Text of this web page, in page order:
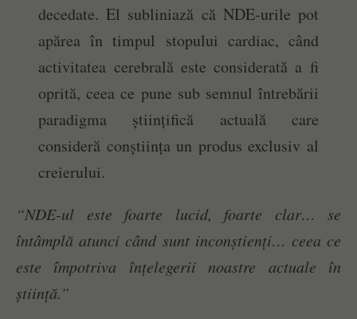
decedate. El subliniază că NDE-urile pot
apărea în timpul stopului cardiac, când
activitatea cerebrală este considerată a fi
oprită, ceea ce pune sub semnul întrebării
paradigma științifică actuală care
consideră conștiința un produs exclusiv al
creierului.
“NDE-ul este foarte lucid, foarte clar… se
întâmplă atunci când sunt inconștienți… ceea ce
este împotriva înțelegerii noastre actuale în
știință.”